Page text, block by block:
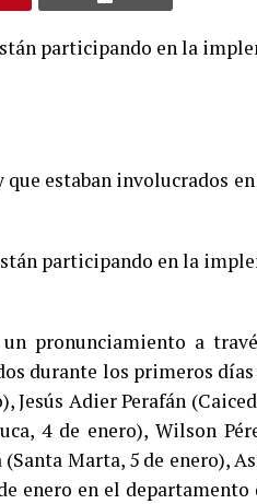
participando en la
estaban involucrados
participando en la
pronunciamiento a
durante los primeros días
Jesús Adier Perafán
4 de enero), Wilson
Marta, 5 de enero),
enero en el departamento